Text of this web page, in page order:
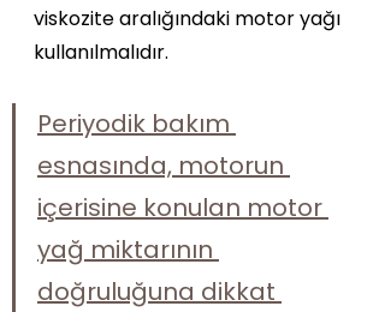
viskozite aralığındaki motor yağı
kullanılmalıdır.
Periyodik bakım
esnasında, motorun
içerisine konulan motor
yağ miktarının
doğruluğuna dikkat